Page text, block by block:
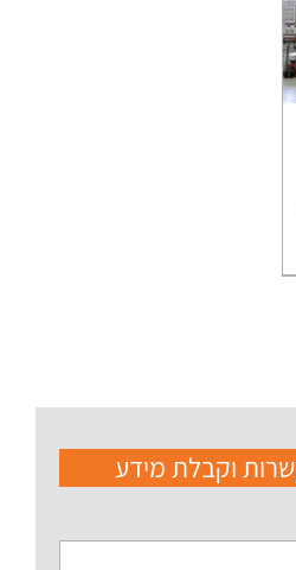
וקבלת מידע